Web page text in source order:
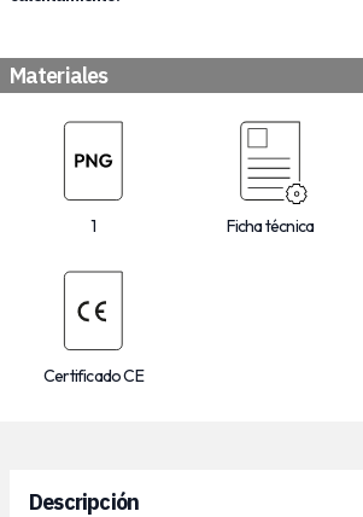
Materiales
1 Ficha técnica
Certificado CE
Descripción